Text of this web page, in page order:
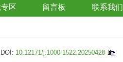
区 留言板 联系我们
DOI: 10.12171/j.1000-1522.20250428